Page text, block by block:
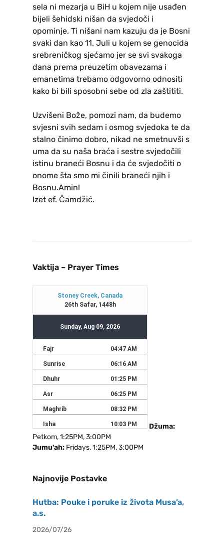
sela ni mezarja u BiH u kojem nije usađen
bijeli šehidski nišan da svjedoči i
opominje. Ti nišani nam kazuju da je Bosni
svaki dan kao 11. Juli u kojem se genocida
srebreničkog sjećamo jer se svi svakoga
dana prema preuzetim obavezama i
emanetima trebamo odgovorno odnositi
kako bi bili sposobni sebe od zla zaštititi.
Uzvišeni Bože, pomozi nam, da budemo
svjesni svih sedam i osmog svjedoka te da
stalno činimo dobro, nikad ne smetnuvši s
uma da su naša braća i sestre svjedočili
istinu braneći Bosnu i da će svjedočiti o
onome šta smo mi činili braneći njih i
Bosnu.Amin!
Izet ef. Čamdžić.
Vaktija – Prayer Times
Džuma:
Petkom, 1:25PM, 3:00PM
Jumu'ah: Fridays, 1:25PM, 3:00PM
Najnovije Postavke
Hutba: Pouke i poruke iz života Musa’a,
a.s.
2026/07/26